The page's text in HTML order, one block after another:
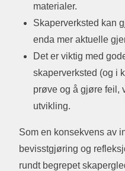
materialer.
Skaperverksted kan
enda mer aktuelle
Det er viktig med
skaperverksted (og i
prøve og å gjøre
utvikling.
Som en konsekvens av
bevisstgjøring og
rundt begrepet